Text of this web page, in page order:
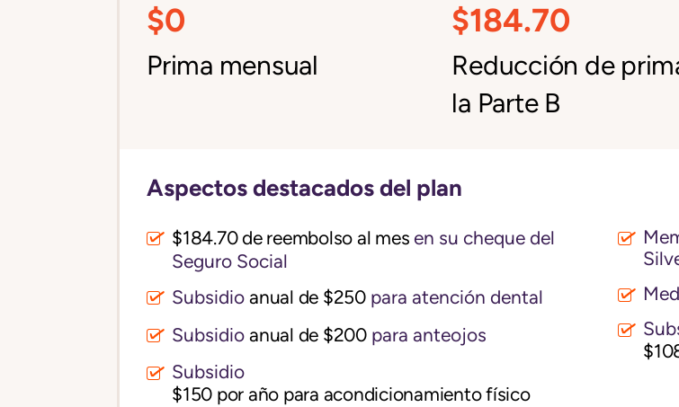
$0
Prima mensual
$184.70
Reducción de
la Parte B
Aspectos destacados del plan
$184.70 de reembolso al mes en su cheque del
Seguro Social
Subsidio anual de $250para atención dental
Subsidio anual de $200para anteojos
Subsidio
$150 por año para acondicionamiento físico